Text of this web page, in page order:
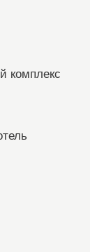
комплекс